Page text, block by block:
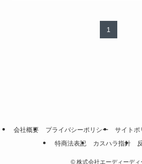
1
会社概要 プライバシーポリシー サイトポ
特商法表記
カスハラ指針
© 株式会社エーディーディ